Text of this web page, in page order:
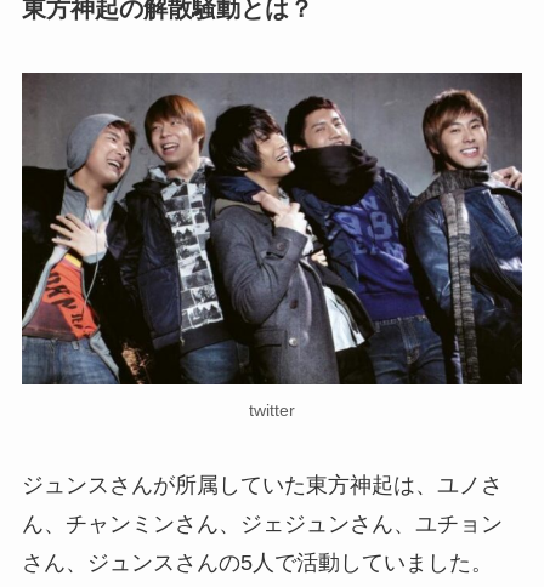
東方神起の解散騒動とは？
twitter
ジュンスさんが所属していた東方神起は、ユノさ
ん、チャンミンさん、ジェジュンさん、ユチョン
さん、ジュンスさんの5人で活動していました。